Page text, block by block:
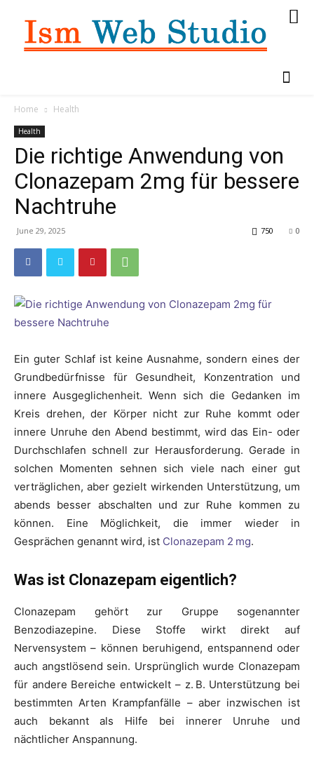
Home Health
Health
Die richtige Anwendung von
Clonazepam 2mg für bessere
Nachtruhe
June 29, 2025 0
750
Ein guter Schlaf ist keine Ausnahme, sondern eines der
Grundbedürfnisse für Gesundheit, Konzentration und
innere Ausgeglichenheit. Wenn sich die Gedanken im
Kreis drehen, der Körper nicht zur Ruhe kommt oder
innere Unruhe den Abend bestimmt, wird das Ein- oder
Durchschlafen schnell zur Herausforderung. Gerade in
solchen Momenten sehnen sich viele nach einer gut
verträglichen, aber gezielt wirkenden Unterstützung, um
abends besser abschalten und zur Ruhe kommen zu
können. Eine Möglichkeit, die immer wieder in
Gesprächen genannt wird, ist Clonazepam 2 mg.
Was ist Clonazepam eigentlich?
Clonazepam gehört zur Gruppe sogenannter
Benzodiazepine. Diese Stoffe wirkt direkt auf
Nervensystem – können beruhigend, entspannend oder
auch angstlösend sein. Ursprünglich wurde Clonazepam
für andere Bereiche entwickelt – z. B. Unterstützung bei
bestimmten Arten Krampfanfälle – aber inzwischen ist
auch bekannt als Hilfe bei innerer Unruhe und
nächtlicher Anspannung.